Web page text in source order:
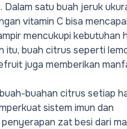
Dalam satu buah jeruk
vitamin C bisa
mencukupi kebutuhan
itu, buah citrus seperti
juga memberikan
buahan citrus setiap
sistem imun dan
zat besi dari